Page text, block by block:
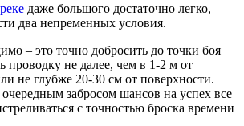
даже большого достаточно легко,
два непременных условия.
– это точно добросить до точки боя
проводку не далее, чем в 1-2 м от
не глубже 20-30 см от поверхности.
забросом шансов на успех все
с точностью броска времени